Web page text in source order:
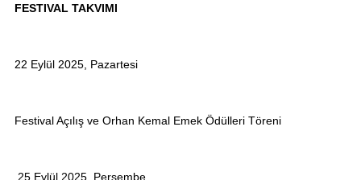
FESTIVAL TAKVIMI
22 Eylül 2025, Pazartesi
Festival Açılış ve Orhan Kemal Emek Ödülleri Töreni
25 Eylül 2025, Perşembe